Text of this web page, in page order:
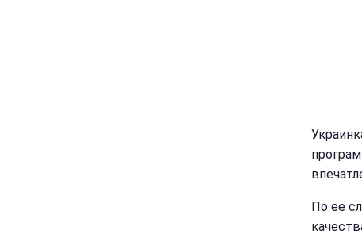
По ее